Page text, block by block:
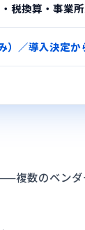
税換算・事業
）／導入決定か
複数のベン